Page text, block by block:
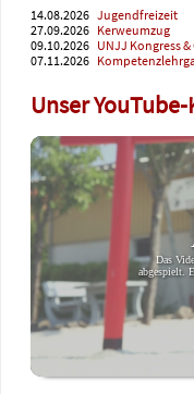
14.08.2026 Jugendfreizeit
27.09.2026 Kerweumzug
09.10.2026 UNJJ Kongress
07.11.2026
Unser